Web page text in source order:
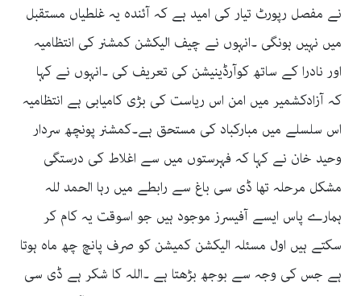
نے مفصل رپورٹ تیار کی امید ہے کہ آئندہ یہ غلطیاں مستقبل
میں نہیں ہونگی ۔انہوں نے چیف الیکشن کمشنر کی انتظامیہ
اور نادرا کے ساتھ کوآرڈینیشن کی تعریف کی ۔انہوں نے کہا
کہ آزادکشمیر میں امن اس ریاست کی بڑی کامیابی ہے انتظامیہ
اس سلسلے میں مبارکباد کی مستحق ہے۔کمشنر پونچھ سردار
وحید خان نے کہا کہ فہرستوں میں سے اغلاط کی درستگی
مشکل مرحلہ تھا ڈی سی باغ سے رابطے میں رہا الحمد للہ
ہمارے پاس ایسے آفیسرز موجود ہیں جو اسوقت یہ کام کر
سکتے ہیں اول مسئلہ الیکشن کمیشن کو صرف پانچ چھ ماہ ہوتا
ہے جس کی وجہ سے بوجھ بڑھتا ہے ۔اللہ کا شکر ہے ڈی سی